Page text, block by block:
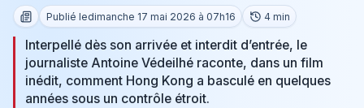
Publié ledimanche 17 mai 2026 à 07h16 4 min
Interpellé dès son arrivée et interdit d’entrée, le
journaliste Antoine Védeilhé raconte, dans un film
inédit, comment Hong Kong a basculé en quelques
années sous un contrôle étroit.